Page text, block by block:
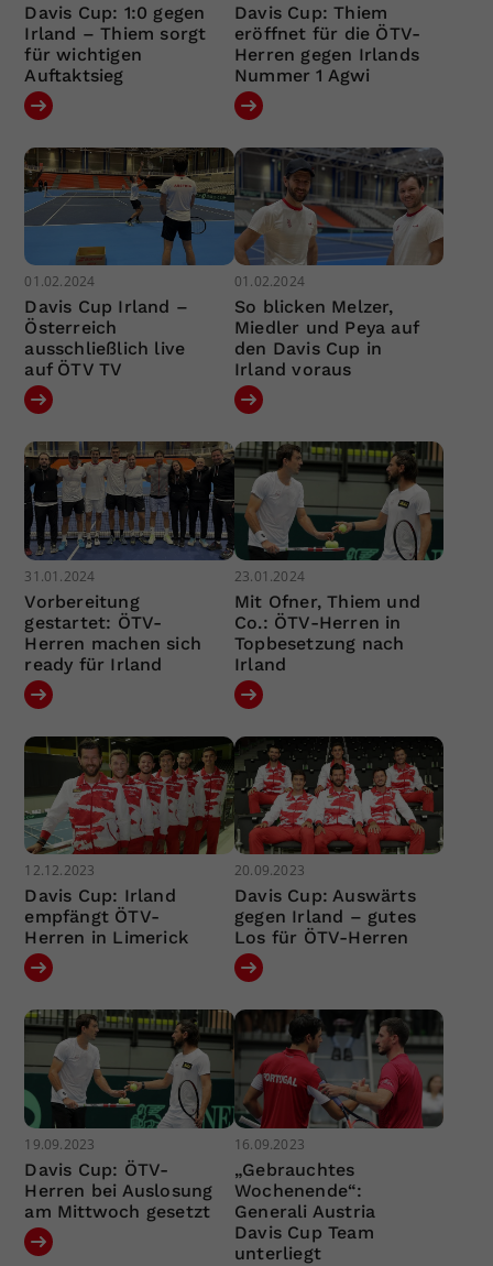
Davis Cup: 1:0 gegen
Irland – Thiem sorgt
für wichtigen
Auftaktsieg
Davis Cup: Thiem
eröffnet für die ÖTV-
Herren gegen Irlands
Nummer 1 Agwi
01.02.2024
Davis Cup Irland –
Österreich
ausschließlich live
auf ÖTV TV
01.02.2024
So blicken Melzer,
Miedler und Peya auf
den Davis Cup in
Irland voraus
31.01.2024
Vorbereitung
gestartet: ÖTV-
Herren machen sich
ready für Irland
23.01.2024
Mit Ofner, Thiem und
Co.: ÖTV-Herren in
Topbesetzung nach
Irland
12.12.2023
Davis Cup: Irland
empfängt ÖTV-
Herren in Limerick
20.09.2023
Davis Cup: Auswärts
gegen Irland – gutes
Los für ÖTV-Herren
19.09.2023
Davis Cup: ÖTV-
Herren bei Auslosung
am Mittwoch gesetzt
16.09.2023
„Gebrauchtes
Wochenende“:
Generali Austria
Davis Cup Team
unterliegt